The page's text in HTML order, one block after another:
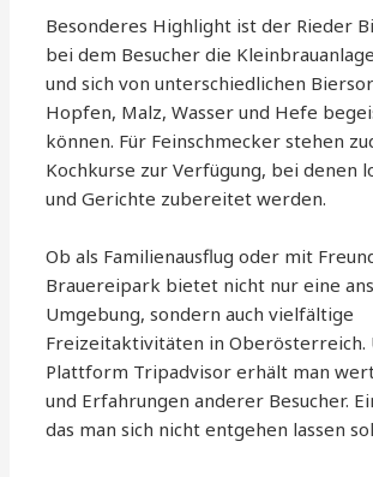
Besonderes Highlight ist der Rieder
bei dem Besucher die
und sich von unterschiedlichen
Hopfen, Malz, Wasser und Hefe
können. Für Feinschmecker stehen
Kochkurse zur Verfügung, bei denen
und Gerichte zubereitet werden.
Ob als Familienausflug oder mit
Brauereipark bietet nicht nur eine
Umgebung, sondern auch vielfältige
Freizeitaktivitäten in Oberösterreich.
Plattform Tripadvisor erhält man
und Erfahrungen anderer Besucher.
das man sich nicht entgehen lassen